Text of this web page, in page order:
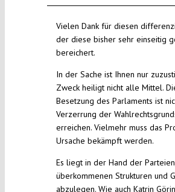
Vielen Dank für diesen
der diese bisher sehr einseitig
bereichert.
In der Sache ist Ihnen nur
Zweck heiligt nicht alle Mittel.
Besetzung des Parlaments ist
Verzerrung der
erreichen. Vielmehr muss das
Ursache bekämpft werden.
Es liegt in der Hand der
überkommenen Strukturen und
abzulegen. Wie auch Katrin